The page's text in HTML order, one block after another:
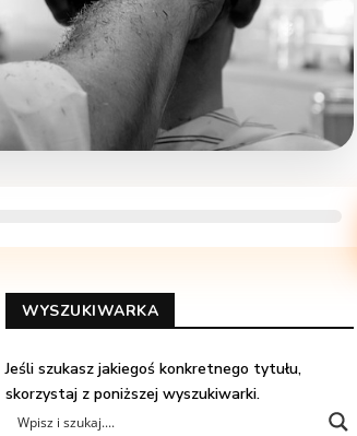
WYSZUKIWARKA
Jeśli szukasz jakiegoś konkretnego tytułu,
skorzystaj z poniższej wyszukiwarki.